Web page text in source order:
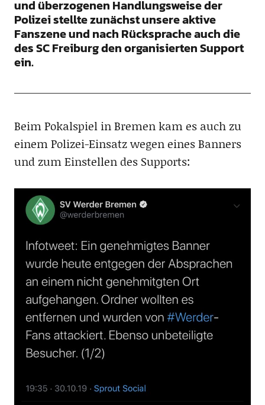
und überzogenen Handlungsweise der
Polizei stellte zunächst unsere aktive
Fanszene und nach Rücksprache auch die
des SC Freiburg den organisierten Support
ein.
Beim Pokalspiel in Bremen kam es auch zu
einem Polizei-Einsatz wegen eines Banners
und zum Einstellen des Supports: